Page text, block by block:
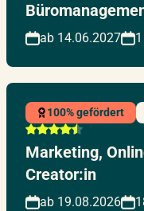
ab 14.06.2027
100% gefördert
Marketing,
Creator:in
ab 19.08.2026